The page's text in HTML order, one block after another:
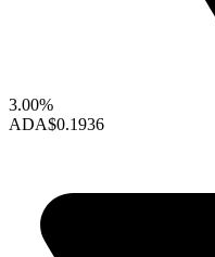
3.00%
ADA$0.1936